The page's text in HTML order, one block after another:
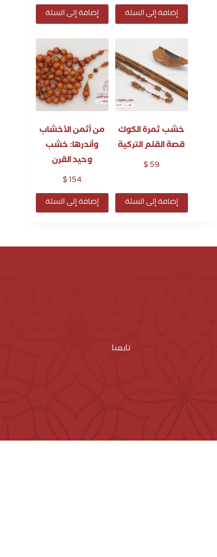
إضافة إلى السلة إضافة إلى السلة
خشب ثمرة الكوك
قصة القلم التركية
$59
إضافة إلى السلة
من أثمن الأخشاب
وأندرها: خشب
وحيد القرن
$154
إضافة إلى السلة
تابعنا